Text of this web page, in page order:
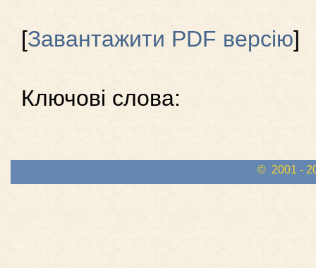
[Завантажити PDF версію]
Ключові слова:
© 2001 -